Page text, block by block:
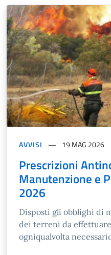
AVVISI 19 MAG 2026
Prescrizioni
Manutenzione e
2026
Disposti gli obblighi di
dei terreni da
ogniqualvolta